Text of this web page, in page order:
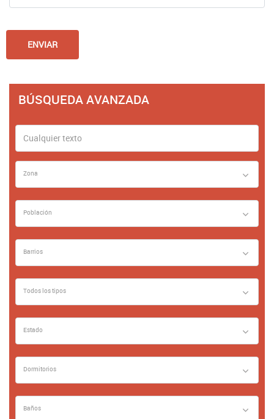
BÚSQUEDA AVANZADA
Zona
Población
Barrios
Todos los tipos
Estado
Dormitorios
Baños